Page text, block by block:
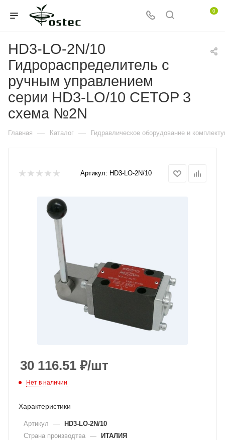
0
HD3-LO-2N/10
Гидрораспределитель с
ручным управлением
серии HD3-LO/10 CETOP 3
схема №2N
Главная — Каталог — Гидравлическое оборудование и
Артикул: HD3-LO-2N/10
30 116.51 ₽/шт
Нет в наличии
Характеристики
Артикул — HD3-LO-2N/10
Страна производтва — ИТАЛИЯ